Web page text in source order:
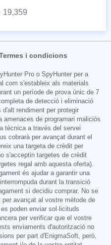
19,359
i condicions
Pro o SpyHunter per a
com s'estableix als materials
un període de prova únic de 7
de detecció i eliminació
rendiment per protegir
de programari maliciós
tècnica a través del servei
cobrarà per avançat durant el
una targeta de crèdit per
s'acceptin targetes de crèdit
regal amb aquesta oferta).
és ajudar a garantir una
durant la transició
si decidiu comprar. No se
avançat al vostre mètode de
poden enviar sol·licituds
per verificar que el vostre
enviaments d'autorització no
per part d'EnigmaSoft, però,